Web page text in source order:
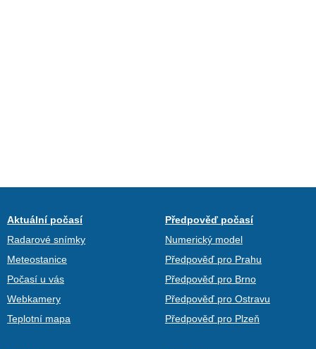
Aktuální počasí
Radarové snímky
Meteostanice
Počasí u vás
Webkamery
Teplotní mapa
Předpověď počasí
Numerický model
Předpověď pro Prahu
Předpověď pro Brno
Předpověď pro Ostravu
Předpověď pro Plzeň